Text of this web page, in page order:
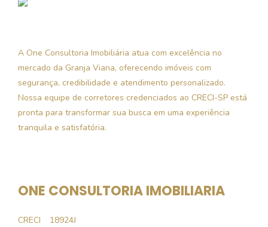
A One Consultoria Imobiliária atua com excelência no
mercado da Granja Viana, oferecendo imóveis com
segurança, credibilidade e atendimento personalizado.
Nossa equipe de corretores credenciados ao CRECI-SP está
pronta para transformar sua busca em uma experiência
tranquila e satisfatória.
ONE CONSULTORIA IMOBILIARIA
CRECI
18924J